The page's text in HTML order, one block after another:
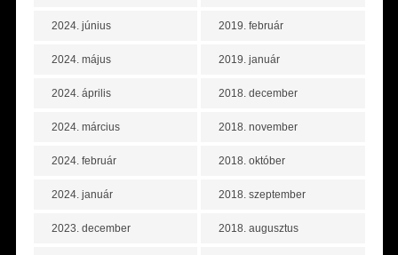
2024. június
2024. május
2024. április
2024. március
2024. február
2024. január
2023. december
2019. február
2019. január
2018. december
2018. november
2018. október
2018. szeptember
2018. augusztus